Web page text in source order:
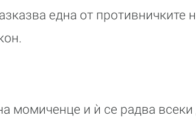
една от
момиченце и ѝ се радва